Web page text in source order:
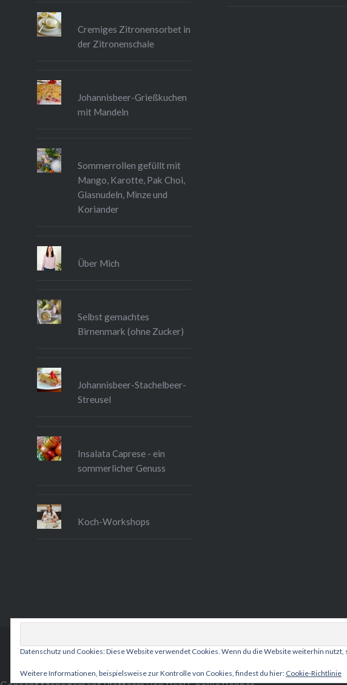
Cremiges Zitronensorbet in
der Zitronenschale
Johannisbeer-Grießkuchen
mit Mandeln
Sommerrollen gefüllt mit
Mango, Karotte, Pak Choi,
Glasnudeln, Minze und
Koriander
Über Mich
Selbst gemachtes
Birnenmark (ohne Zucker)
Johannisbeer-Stachelbeer-
Streusel
Insalata Caprese - ein
sommerlicher Genuss
Koch-Workshops
Betrieben von
Datenschutz und Cookies: Diese Website verwendet Cookies. Wenn du die Website weiterhin
Weitere Informationen, beispielsweise zur Kontrolle von Cookies, findest du hier: Cookie-Richtlinie